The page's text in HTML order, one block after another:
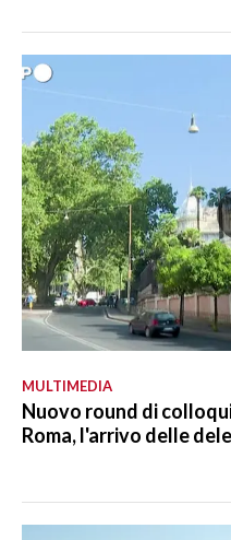
MULTIMEDIA
Nuovo round di
Roma, l'arrivo delle